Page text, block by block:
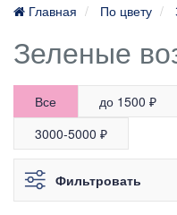
Главная По цвету
Зеленые
Все до 1500 ₽
3000-5000 ₽
Фильтровать